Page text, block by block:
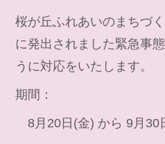
桜が丘ふれあいのまちづ
に発出されました緊急事
うに対応をいたします。
期間：
8月20日(金) から 9月30